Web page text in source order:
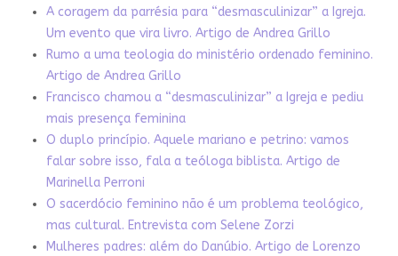
A coragem da parrésia para “desmasculinizar” a Igreja.
Um evento que vira livro. Artigo de Andrea Grillo
Rumo a uma teologia do ministério ordenado feminino.
Artigo de Andrea Grillo
Francisco chamou a “desmasculinizar” a Igreja e pediu
mais presença feminina
O duplo princípio. Aquele mariano e petrino: vamos
falar sobre isso, fala a teóloga biblista. Artigo de
Marinella Perroni
O sacerdócio feminino não é um problema teológico,
mas cultural. Entrevista com Selene Zorzi
Mulheres padres: além do Danúbio. Artigo de Lorenzo